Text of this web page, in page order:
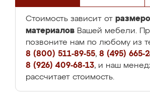
Стоимость зависит от
материалов Вашей мебели.
позвоните нам по любому из
8 (800) 511-89-55, 8 (495) 665-
8 (926) 409-68-13, и наш
рассчитает стоимость.